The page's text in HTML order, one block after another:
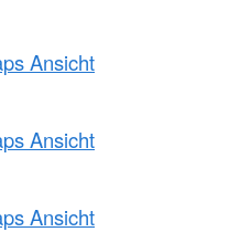
Ansicht
Ansicht
Ansicht